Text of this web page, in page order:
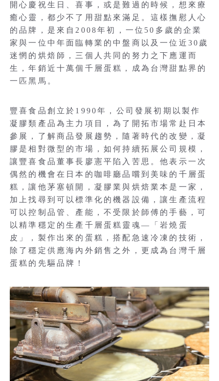
開心慶祝生日、喜事，或是難過的時候，想來療
癒心靈，都少不了用甜點來滿足。這樣撫慰人心
的品牌，是來自2008年初，一位50多歲的企業
家與一位中年面臨轉業的中盤商以及一位近30歲
迷惘的烘焙師，三個人共同的努力之下應運而
生，年銷近十萬個千層蛋糕，成為台灣甜點界的
一匹黑馬。
豐喜食品創立於1990年，公司發展初期以製作
凝膠類產品為主力項目，為了開拓市場常赴日本
參展，了解商品發展趨勢，隨著時代的改變，凝
膠是相對微型的市場，如何持續拓展公司規模，
讓豐喜食品董事長廖憲平陷入苦思。他表示一次
偶然的機會在日本的咖啡廳品嚐到美味的千層蛋
糕，讓他茅塞頓開，凝膠業與烘焙業本是一家，
加上找尋到可以標準化的機器設備，讓生產流程
可以控制品管、產能，不受限於師傅的手藝，可
以精準穩定的生產千層蛋糕靈魂—「岩燒蛋
皮」，製作出來的蛋糕，搭配急速冷凍的技術，
除了穩定供應海內外銷售之外，更成為台灣千層
蛋糕的先驅品牌！